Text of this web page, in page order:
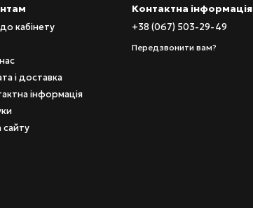
кабінету
і доставка
інформація
сайту
Контактна інформація
+38 (067) 503-29-49
Передзвонити вам?